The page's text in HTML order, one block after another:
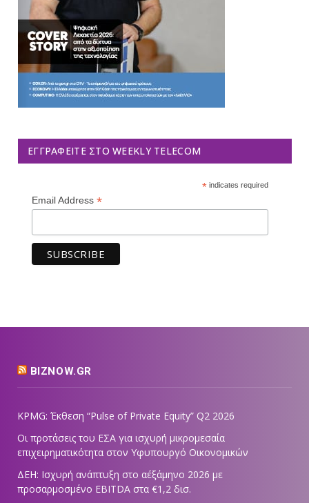
ΕΓΓΡΑΦΕΊΤΕ ΣΤΟ WEEKLY TELECOM
*indicates required
Email Address *
BIZNOW.GR
KPMG: Έκθεση “Pulse of Private Equity” Q2 2026
Οι προτάσεις του ΕΣΑ για ισχυρή μικρομεσαία
επιχειρηματικότητα στον Υφυπουργό Οικονομικών
ΔΕΗ: Ισχυρή ανάπτυξη στο α΄εξάμηνο 2026 με
προσαρμοσμένο EBITDA στα €1,2 δισ.